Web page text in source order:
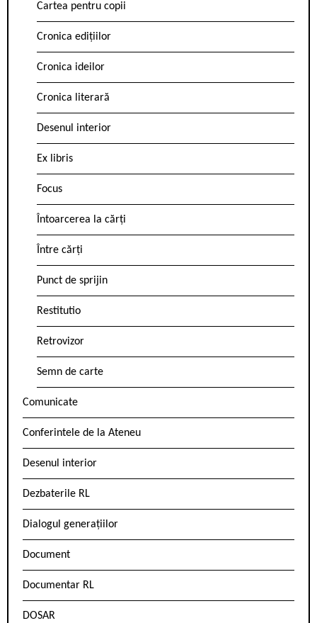
Cartea pentru copii
Cronica edițiilor
Cronica ideilor
Cronica literară
Desenul interior
Ex libris
Focus
Întoarcerea la cărți
Între cărți
Punct de sprijin
Restitutio
Retrovizor
Semn de carte
Comunicate
Conferintele de la Ateneu
Desenul interior
Dezbaterile RL
Dialogul generațiilor
Document
Documentar RL
DOSAR